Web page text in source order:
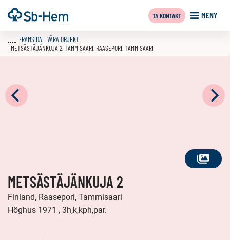
Till
innehållet
Framsida MENY
TA KONTAKT
SE
FRAMSIDA VÅRA OBJEKT
METSÄSTÄJÄNKUJA 2, TAMMISAARI, RAASEPORI, TAMMISAARI
METSÄSTÄJÄNKUJA 2
Finland, Raasepori, Tammisaari
Höghus 1971 , 3h,k,kph,par.